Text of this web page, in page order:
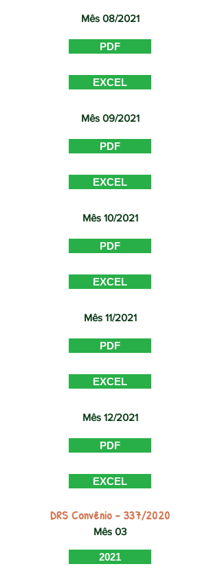
Mês 08/2021
PDF
EXCEL
Mês 09/2021
PDF
EXCEL
Mês 10/2021
PDF
EXCEL
Mês 11/2021
PDF
EXCEL
Mês 12/2021
PDF
EXCEL
DRS Convênio - 337/2020
Mês 03
2021